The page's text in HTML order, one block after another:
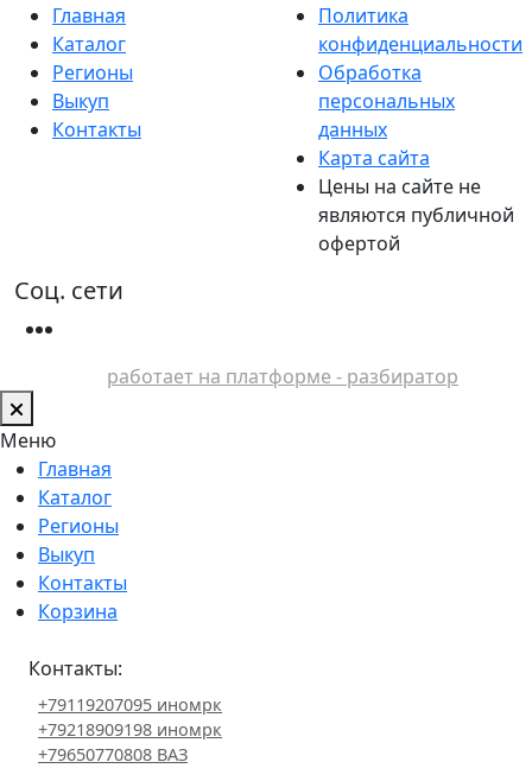
Главная
Каталог
Регионы
Выкуп
Контакты
Политика
конфиденциальности
Обработка
персональных
данных
Карта сайта
Цены на сайте не
являются публичной
офертой
Соц. сети
работает на платформе - разбиратор
Меню
Главная
Каталог
Регионы
Выкуп
Контакты
Корзина
Контакты:
+79119207095 иномрк
+79218909198 иномрк
+79650770808 ВАЗ